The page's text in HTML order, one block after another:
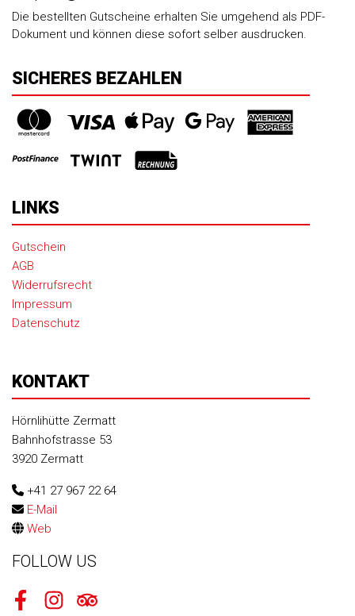
Die bestellten Gutscheine erhalten Sie umgehend als PDF-
Dokument und können diese sofort selber ausdrucken.
SICHERES BEZAHLEN
LINKS
Gutschein
AGB
Widerrufsrecht
Impressum
Datenschutz
KONTAKT
Hörnlihütte Zermatt
Bahnhofstrasse 53
3920 Zermatt
+41 27 967 22 64
E-Mail
Web
FOLLOW US
FacebookInstagramTripadvisor